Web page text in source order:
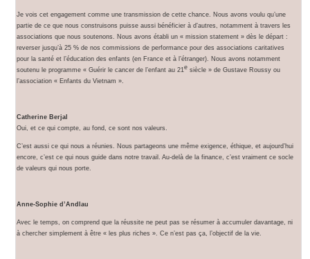
Je vois cet engagement comme une transmission de cette chance. Nous avons voulu qu’une
partie de ce que nous construisons puisse aussi bénéficier à d’autres, notamment à travers les
associations que nous soutenons. Nous avons établi un « mission statement » dès le départ :
reverser jusqu’à 25 % de nos commissions de performance pour des associations caritatives
pour la santé et l’éducation des enfants (en France et à l’étranger). Nous avons notamment
soutenu le programme « Guérir le cancer de l’enfant au 21e siècle » de Gustave Roussy ou
l’association « Enfants du Vietnam ».
Catherine Berjal
Oui, et ce qui compte, au fond, ce sont nos valeurs.
C’est aussi ce qui nous a réunies. Nous partageons une même exigence, éthique, et aujourd’hui
encore, c’est ce qui nous guide dans notre travail. Au-delà de la finance, c’est vraiment ce socle
de valeurs qui nous porte.
Anne-Sophie d’Andlau
Avec le temps, on comprend que la réussite ne peut pas se résumer à accumuler davantage, ni
à chercher simplement à être « les plus riches ». Ce n’est pas ça, l’objectif de la vie.